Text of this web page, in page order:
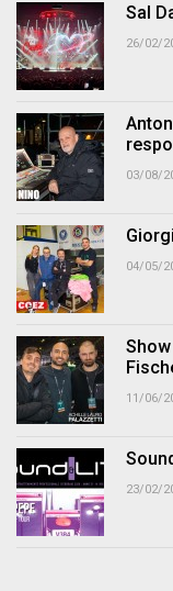
Sal
26/02/
03/08/
04/05/
11/06/
23/02/